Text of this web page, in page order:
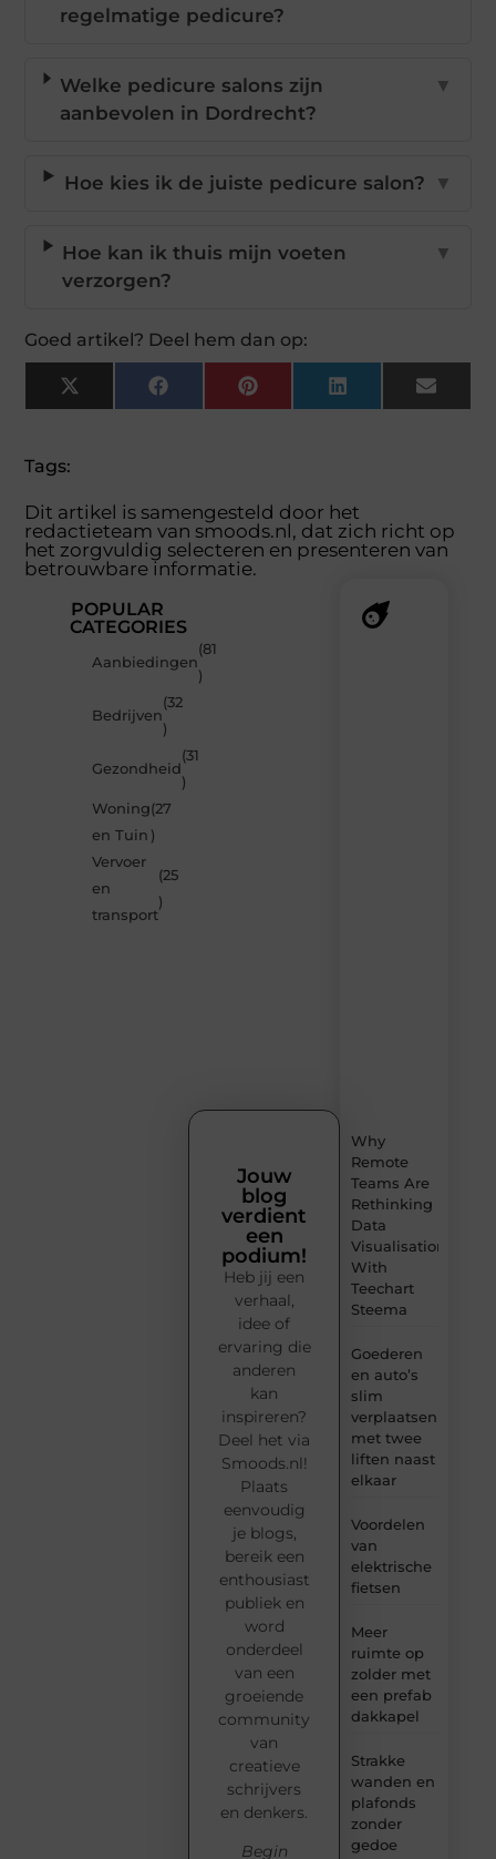
regelmatige pedicure?
Welke pedicure salons zijn
aanbevolen in Dordrecht?
▼
Hoe kies ik de juiste pedicure salon? ▼
Hoe kan ik thuis mijn voeten
verzorgen?
▼
Goed artikel? Deel hem dan op:
X
(Twitter)
FacebookPinterestLinkedInEmail
Tags:
Dit artikel is samengesteld door het
redactieteam van smoods.nl, dat zich richt op
het zorgvuldig selecteren en presenteren van
betrouwbare informatie.
POPULAR
CATEGORIES
Aanbiedingen
(81
)
Bedrijven
(32
)
Gezondheid
(31
)
Woning
en Tuin
(27
)
Vervoer
en
transport
(25
)
Why
Remote
Teams Are
Rethinking
Data
Visualisation
With
Teechart
Steema
Goederen
en auto’s
slim
verplaatsen
met twee
liften naast
elkaar
Voordelen
van
elektrische
fietsen
Meer
ruimte op
zolder met
een prefab
dakkapel
Strakke
wanden en
plafonds
zonder
gedoe
Jouw
blog
verdient
een
podium!
Heb jij een
verhaal,
idee of
ervaring die
anderen
kan
inspireren?
Deel het via
Smoods.nl!
Plaats
eenvoudig
je blogs,
bereik een
enthousiast
publiek en
word
onderdeel
van een
groeiende
community
van
creatieve
schrijvers
en denkers.
Begin